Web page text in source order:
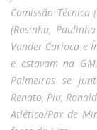
Comissão
(Rosinha,
Vander Carioca e
e estavam na
Palmeiras se
Renato, Piu,
Atlético/Pax de